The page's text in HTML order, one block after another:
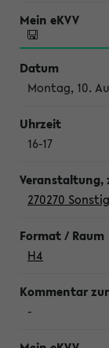
Montag, 10.
16-17
270270
H4
-